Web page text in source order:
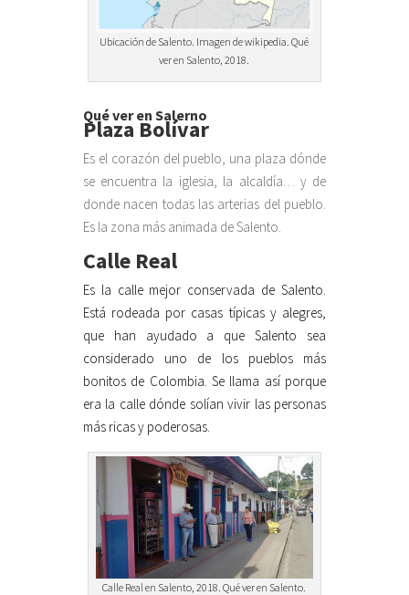
Ubicación de Salento. Imagen de wikipedia. Qué
ver en Salento, 2018.
Quéver en Salerno
Plaza Bolívar
Es el corazón del pueblo, una plaza dónde
se encuentra la iglesia, la alcaldía… y de
donde nacen todas las arterias del pueblo.
Es la zona más animada de Salento.
Calle Real
Es la calle mejor conservada de Salento.
Está rodeada por casas típicas y alegres,
que han ayudado a que Salento sea
considerado uno de los pueblos más
bonitos de Colombia. Se llama así porque
era la calle dónde solían vivir las personas
más ricas y poderosas.
Calle Real en Salento, 2018. Qué ver en Salento.